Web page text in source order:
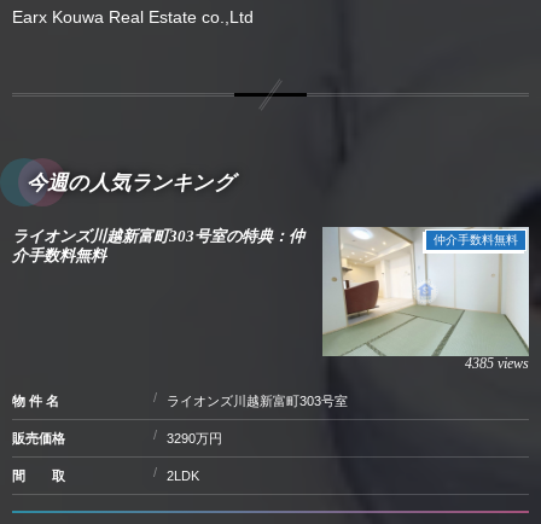
Earx Kouwa Real Estate co.,Ltd
今週の人気ランキング
仲介手数料無料
ライオンズ川越新富町303号室の特典：仲
介手数料無料
4385 views
物 件 名 ライオンズ川越新富町303号室
販売価格 3290万円
間 取 2LDK